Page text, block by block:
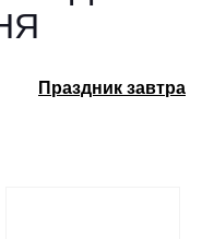
Праздник завтра